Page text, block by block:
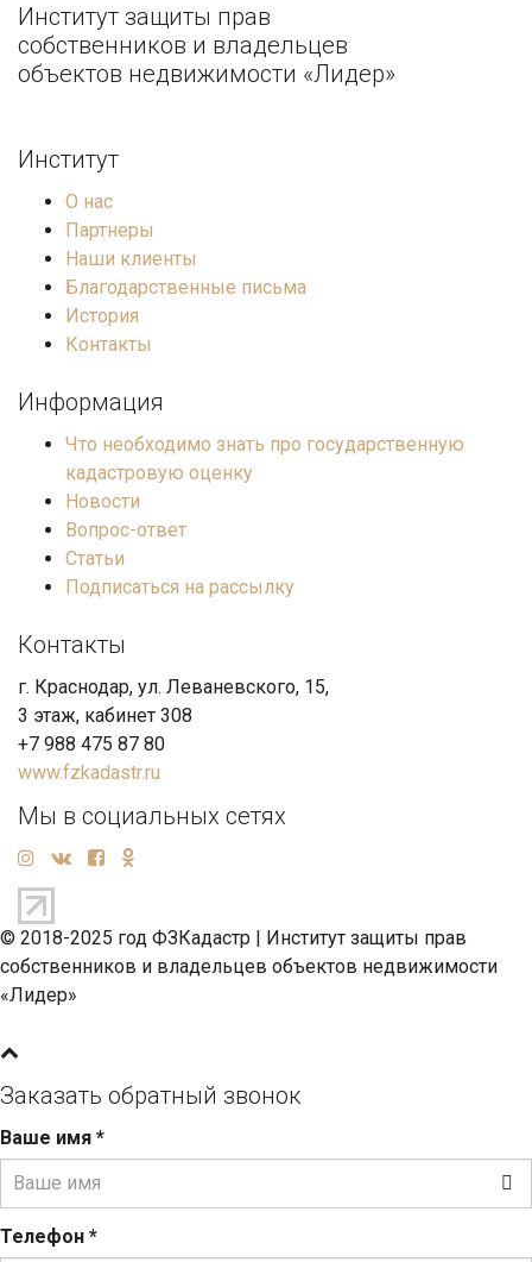
Институт защиты прав
собственников и владельцев
объектов недвижимости «Лидер»
Институт
О нас
Партнеры
Наши клиенты
Благодарственные письма
История
Контакты
Информация
Что необходимо знать про государственную
кадастровую оценку
Новости
Вопрос-ответ
Статьи
Подписаться на рассылку
Контакты
г. Краснодар, ул. Леваневского, 15,
3 этаж, кабинет 308
+7 988 475 87 80
www.fzkadastr.ru
Мы в социальных сетях
© 2018-2025 год ФЗКадастр | Институт защиты прав
собственников и владельцев объектов недвижимости
«Лидер»
Заказать обратный звонок
Ваше имя *
Телефон *